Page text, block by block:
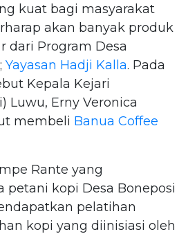
kuat bagi masyarakat
akan banyak produk
dari Program Desa
Yayasan Hadji Kalla. Pada
Kepala Kejari
Luwu, Erny Veronica
membeli Banua Coffee
Rante yang
petani kopi Desa Boneposi
pelatihan
kopi yang diinisiasi oleh